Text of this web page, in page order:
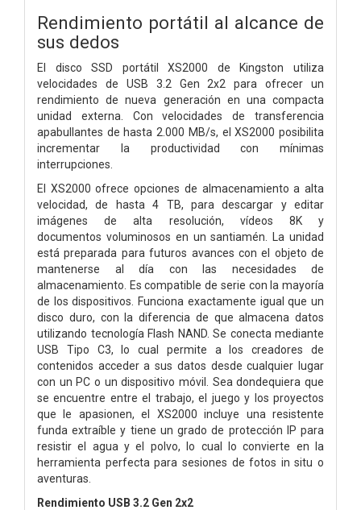
Rendimiento portátil al alcance de
sus dedos
El disco SSD portátil XS2000 de Kingston utiliza
velocidades de USB 3.2 Gen 2x2 para ofrecer un
rendimiento de nueva generación en una compacta
unidad externa. Con velocidades de transferencia
apabullantes de hasta 2.000 MB/s, el XS2000 posibilita
incrementar la productividad con mínimas
interrupciones.
El XS2000 ofrece opciones de almacenamiento a alta
velocidad, de hasta 4 TB, para descargar y editar
imágenes de alta resolución, vídeos 8K y
documentos voluminosos en un santiamén. La unidad
está preparada para futuros avances con el objeto de
mantenerse al día con las necesidades de
almacenamiento. Es compatible de serie con la mayoría
de los dispositivos. Funciona exactamente igual que un
disco duro, con la diferencia de que almacena datos
utilizando tecnología Flash NAND. Se conecta mediante
USB Tipo C3, lo cual permite a los creadores de
contenidos acceder a sus datos desde cualquier lugar
con un PC o un dispositivo móvil. Sea dondequiera que
se encuentre entre el trabajo, el juego y los proyectos
que le apasionen, el XS2000 incluye una resistente
funda extraíble y tiene un grado de protección IP para
resistir el agua y el polvo, lo cual lo convierte en la
herramienta perfecta para sesiones de fotos in situ o
aventuras.
Rendimiento USB 3.2 Gen 2x2